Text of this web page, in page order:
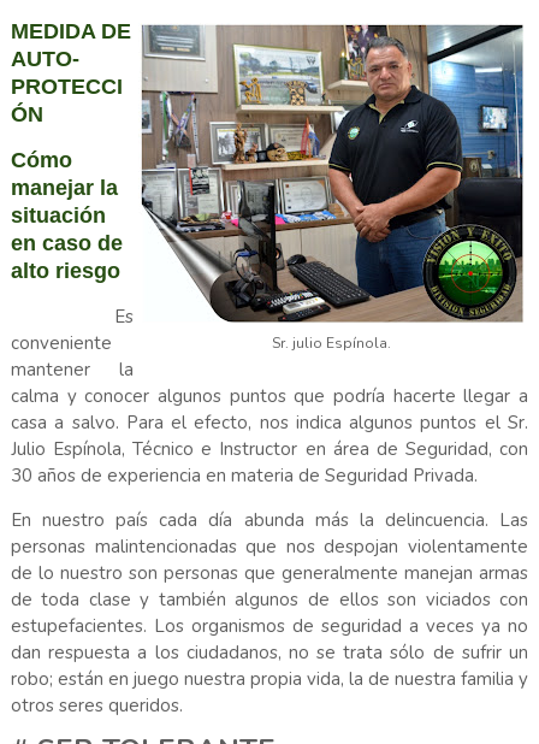
Sr. julio Espínola.
MEDIDA DE
AUTO-
PROTECCI
ÓN
Cómo
manejar la
situación
en caso de
alto riesgo
Es
conveniente
mantener la
calma y conocer algunos puntos que podría hacerte llegar a
casa a salvo. Para el efecto, nos indica algunos puntos el Sr.
Julio Espínola, Técnico e Instructor en área de Seguridad, con
30 años de experiencia en materia de Seguridad Privada.
En nuestro país cada día abunda más la delincuencia. Las
personas malintencionadas que nos despojan violentamente
de lo nuestro son personas que generalmente manejan armas
de toda clase y también algunos de ellos son viciados con
estupefacientes. Los organismos de seguridad a veces ya no
dan respuesta a los ciudadanos, no se trata sólo de sufrir un
robo; están en juego nuestra propia vida, la de nuestra familia y
otros seres queridos.